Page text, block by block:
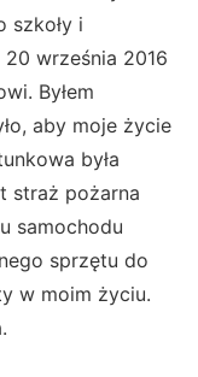
szkoły i
września 2016
Byłem
aby moje życie
była
straż pożarna
samochodu
sprzętu do
w moim życiu.